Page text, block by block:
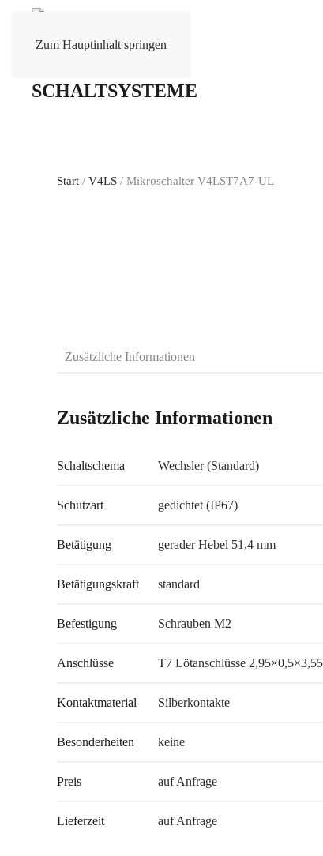
Zum Hauptinhalt springen
Start / V4LS / Mikroschalter V4LST7A7-UL
Zusätzliche Informationen
Zusätzliche Informationen
Schaltschema Wechsler (Standard)
Schutzart gedichtet (IP67)
Betätigung gerader Hebel 51,4 mm
Betätigungskraft standard
Befestigung Schrauben M2
Anschlüsse T7 Lötanschlüsse
Kontaktmaterial Silberkontakte
Besonderheiten keine
Preis auf Anfrage
Lieferzeit auf Anfrage